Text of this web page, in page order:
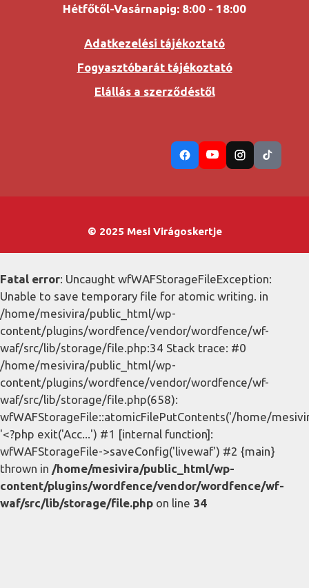
Hétfőtől-Vasárnapig: 8:00 - 18:00
Adatkezelési tájékoztató
Fogyasztóbarát tájékoztató
Elállás a szerződéstől
© 2025 Mesi Virágoskertje
Fatal error: Uncaught wfWAFStorageFileException:
Unable to save temporary file for atomic writing. in
/home/mesivira/public_html/wp-
content/plugins/wordfence/vendor/wordfence/wf-
waf/src/lib/storage/file.php:34 Stack trace: #0
/home/mesivira/public_html/wp-
content/plugins/wordfence/vendor/wordfence/wf-
waf/src/lib/storage/file.php(658):
wfWAFStorageFile::atomicFilePutContents('/home/
'<?php exit('Acc...') #1 [internal function]:
wfWAFStorageFile->saveConfig('livewaf') #2 {main}
thrown in /home/mesivira/public_html/wp-
content/plugins/wordfence/vendor/wordfence/wf-
waf/src/lib/storage/file.php on line 34